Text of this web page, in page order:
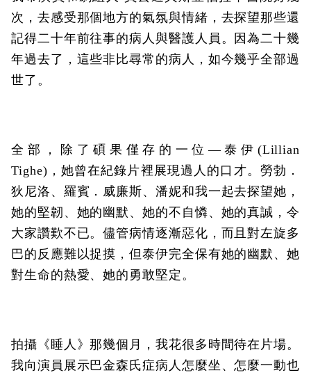
次，去感受那個地方的氣氛與情緒，去探望那些還
記得二十年前往事的病人與醫護人員。因為二十幾
年過去了，這些非比尋常的病人，如今幾乎全部過
世了。
全部，除了碩果僅存的一位—泰伊(Lillian
Tighe)，她曾在紀錄片裡展現過人的口才。勞勃．
狄尼洛、羅賓．威廉斯、潘妮和我一起去探望她，
她的堅韌、她的幽默、她的不自憐、她的真誠，令
大家讚歎不已。儘管病情逐漸惡化，而且對左旋多
巴的反應難以捉摸，但泰伊完全保有她的幽默、她
對生命的熱愛、她的勇敢堅定。
拍攝《睡人》那幾個月，我花很多時間待在片場。
我向演員展示巴金森氏症病人怎麼坐、怎麼一動也